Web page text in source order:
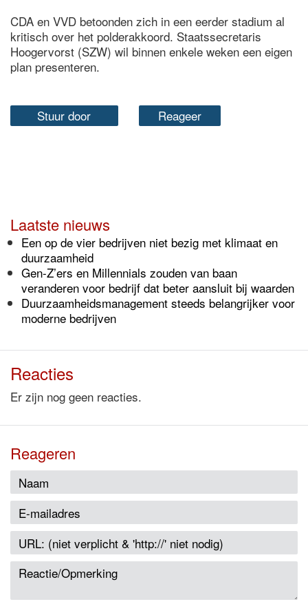
CDA en VVD betoonden zich in een eerder stadium al
kritisch over het polderakkoord. Staatssecretaris
Hoogervorst (SZW) wil binnen enkele weken een eigen
plan presenteren.
Stuur door Reageer
Laatste nieuws
Een op de vier bedrijven niet bezig met klimaat en
duurzaamheid
Gen-Z’ers en Millennials zouden van baan
veranderen voor bedrijf dat beter aansluit bij waarden
Duurzaamheidsmanagement steeds belangrijker voor
moderne bedrijven
Reacties
Er zijn nog geen reacties.
Reageren